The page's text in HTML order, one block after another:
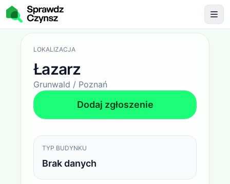
Opłaty administracyjne Łazarz / Grunwald / Poznań
LOKALIZACJA
Łazarz
Grunwald / Poznań
Dodaj zgłoszenie
TYP BUDYNKU
Brak danych